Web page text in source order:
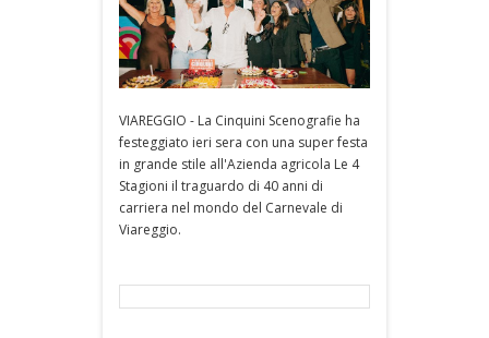
VIAREGGIO - La Cinquini Scenografie ha
festeggiato ieri sera con una super festa
in grande stile all'Azienda agricola Le 4
Stagioni il traguardo di 40 anni di
carriera nel mondo del Carnevale di
Viareggio.